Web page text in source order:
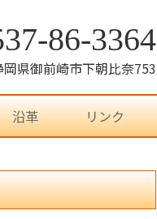
86-3364
県御前崎市下朝比奈753
沿革 リンク